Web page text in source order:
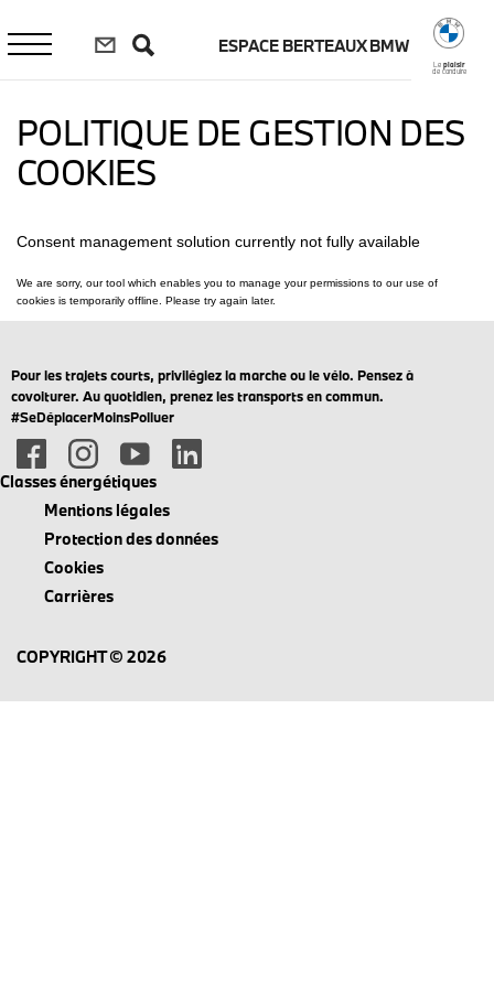
contenu
principal
ESPACE BERTEAUX BMW
Le plaisir
de conduire
POLITIQUE DE GESTION DES
COOKIES
Pour les trajets courts, privilégiez la marche ou le vélo. Pensez à
covoiturer. Au quotidien, prenez les transports en commun.
#SeDéplacerMoinsPolluer
Classes énergétiques
Mentions légales
Protection des données
Cookies
Carrières
COPYRIGHT © 2026